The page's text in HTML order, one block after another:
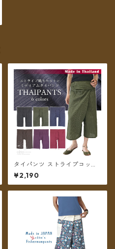
タイパンツ ストライプコット
ン ポケット付き ミディアム丈
6カラー【メール便送料無料】
¥2,190